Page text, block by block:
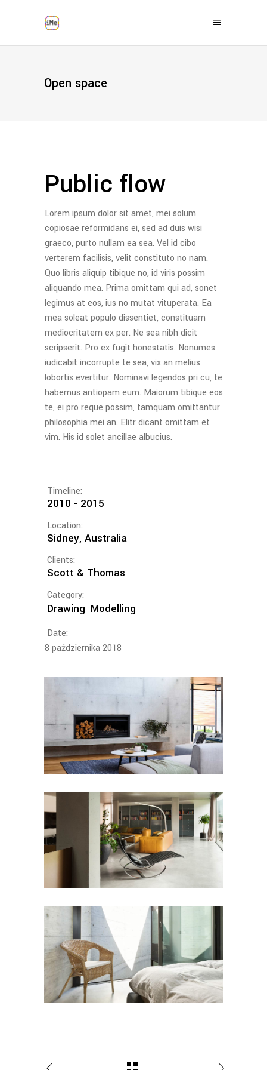
Open space
Public flow
Lorem ipsum dolor sit amet, mei solum
copiosae reformidans ei, sed ad duis wisi
graeco, purto nullam ea sea. Vel id cibo
verterem facilisis, velit constituto no nam.
Quo libris aliquip tibique no, id viris possim
aliquando mea. Prima omittam qui ad, sonet
legimus at eos, ius no mutat vituperata. Ea
mea soleat populo dissentiet, constituam
mediocritatem ex per. Ne sea nibh dicit
scripserit. Pro ex fugit honestatis. Nonumes
iudicabit incorrupte te sea, vix an melius
lobortis evertitur. Nominavi legendos pri cu, te
habemus antiopam eum. Maiorum tibique eos
te, ei pro reque possim, tamquam omittantur
philosophia mei an. Elitr dicant omittam et
vim. His id solet ancillae albucius.
Timeline:
2010 - 2015
Location:
Sidney, Australia
Clients:
Scott & Thomas
Category:
Drawing Modelling
Date:
8 października 2018